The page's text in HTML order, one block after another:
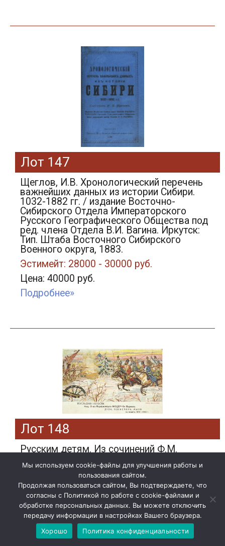
Лот 147
Щеглов, И.В. Хронологический перечень
важнейших данных из истории Сибири.
1032-1882 гг. / издание Восточно-
Сибирского Отдела Императорского
Русского Географического Общества под
ред. члена Отдела В.И. Вагина. Иркутск:
Тип. Штаба Восточного Сибирского
Военного округа, 1883.
Эстимейт: 28000 - 30000 руб.
Цена: 40000 руб.
Подробнее»
Лот 148
Русским детям. Из сочинений Ф.М.
1883.
Эстимейт: 15000 - 16000 руб.
Цена: 16000 руб.
Подробнее»
Мы используем cookie-файлы для улучшения работы и
пользования сайтом.
Продолжая пользоваться сайтом, Вы подтверждаете, что
согласны с Политикой по работе с cookie-файлами и
обработке персональных данных. Вы можете отключить
передачу информации в настройках Вашего браузера.
Хорошо
Политика конфиденциальности